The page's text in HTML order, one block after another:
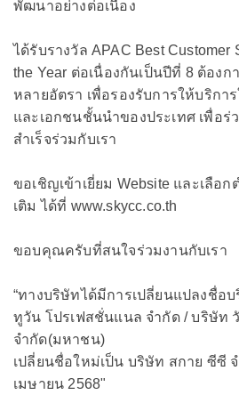
พัฒนาอย่างต่อเนื่อง
ได้รับรางวัล APAC Best Customer
the Year ต่อเนื่องกันเป็นปีที่ 8 ต้อง
หลายอัตรา เพื่อรองรับการให้บริกา
และเอกชนชั้นนำของประเทศ เพื่อร่
สำเร็จร่วมกับเรา
ขอเชิญเข้าเยี่ยม Website และเลือ
เติม ได้ที่ www.skycc.co.th
ขอบคุณครับที่สนใจร่วมงานกับเรา
“ทางบริษัทได้มีการเปลี่ยนแปลงชื่อ
ทูวัน โปรเฟสชั่นแนล จำกัด / บริษัท
จำกัด(มหาชน)
เปลี่ยนชื่อใหม่เป็น บริษัท สกาย ซีซี
เมษายน 2568"